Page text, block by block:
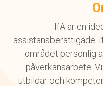
IfA är en
assistansberättigade.
området personlig
påverkansarbete.
utbildar och